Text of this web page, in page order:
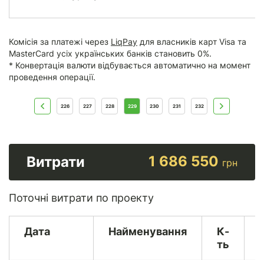
Комісія за платежі через LiqPay для власників карт Visa та
MasterCard усіх українських банків становить 0%.
* Конвертація валюти відбувається автоматично на момент
проведення операції.
226 227 228 229 230 231 232
Витрати 1 686 550 грн
Поточні витрати по проекту
Дата Найменування
К-
ть